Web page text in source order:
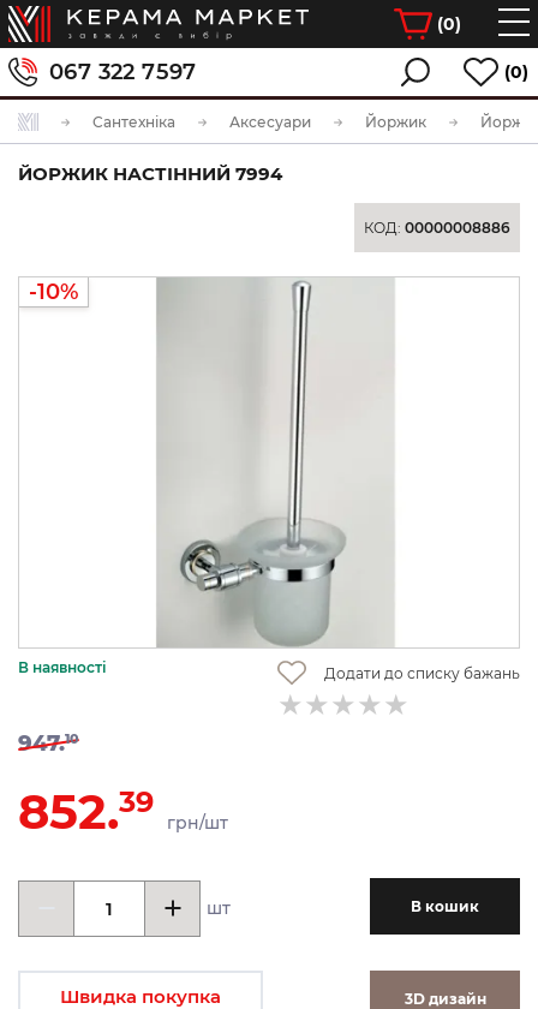
(0)
067 322 7597 (0)
Сантехніка Аксесуари Йоржик
ЙОРЖИК НАСТІННИЙ 7994
КОД: 00000008886
-10%
В наявності Додати до списку бажань
947.10
852.39
грн/шт
шт В кошик
Швидка покупка 3D дизайн